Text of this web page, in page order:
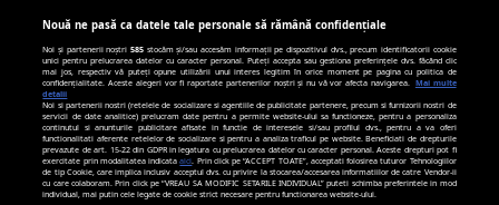
evid_0046
Terț
540 zile
Nouă ne pasă ca datele tale personale să rămână confidențiale
Noi și partenerii noștri585 stocăm și/sau accesăm informații pe dispozitivul dvs., precum identificatorii cookie
unici pentru prelucrarea datelor cu caracter personal. Puteți accepta sau gestiona preferințele dvs. făcând clic
mai jos, respectiv vă puteți opune utilizării unui interes legitim în orice moment pe pagina cu politica de
confidențialitate. Aceste alegeri vor fi raportate partenerilor noștri și nu vă vor afecta navigarea.
Mai multe
detalii
Noi si partenerii nostri (retelele de socializare si agentiile de publicitate partenere, precum si furnizorii nostri de
servicii de date analitice) prelucram date pentru a permite website-ului sa functioneze, pentru a personaliza
continutul si anunturile publicitare afisate in functie de interesele si/sau profilul dvs., pentru a va oferi
functionalitati aferente retelelor de socializare si pentru a analiza traficul pe website. Beneficiati de drepturile
prevazute de art. 15-22 din GDPR in legatura cu prelucrarea datelor cu caracter personal. Aceste drepturi pot fi
exercitate prin modalitatea indicataaici . Prin click pe “ACCEPT TOATE”, acceptati folosirea tuturor Tehnologiilor
de tip Cookie, care implica inclusiv acceptul dvs. cu privire la stocarea/accesarea informatiilor de catre Vendor-ii
cu care colaboram. Prin click pe “VREAU SA MODIFIC SETARILE INDIVIDUAL” puteti schimba preferintele in mod
individual, mai putin cele legate de cookie strict necesare pentru functionarea website-ului.